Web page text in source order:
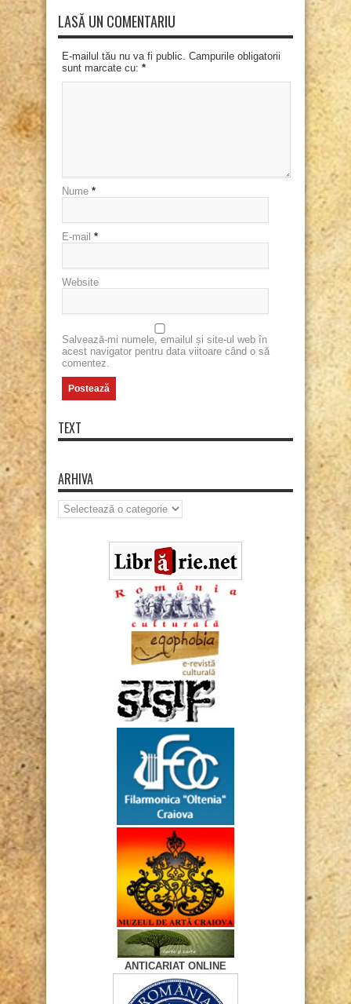
LASĂ UN COMENTARIU
E-mailul tău nu va fi public. Campurile obligatorii
sunt marcate cu: *
Nume *
E-mail *
Website
Salvează-mi numele, emailul și site-ul web în
acest navigator pentru data viitoare când o să
comentez.
TEXT
ARHIVA
Arhiva
ANTICARIAT ONLINE